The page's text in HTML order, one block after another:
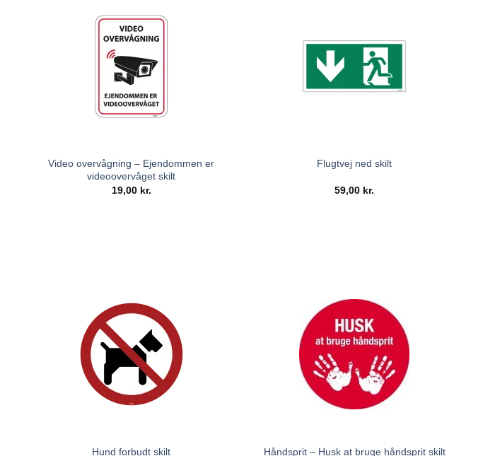
Video overvågning – Ejendommen er
videoovervåget skilt
19,00 kr.
Flugtvej ned skilt
59,00 kr.
Hund forbudt skilt Håndsprit – Husk at bruge håndsprit skilt